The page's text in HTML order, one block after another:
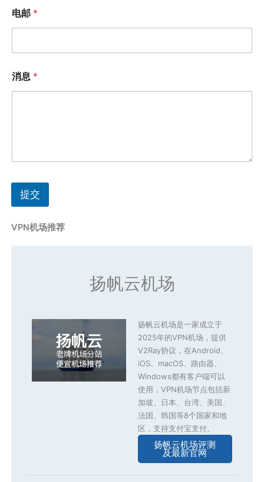
电邮 *
消息 *
提交
VPN机场推荐
扬帆云机场
扬帆云机场是一家成立于
2025年的VPN机场，提供
V2Ray协议，在Android、
iOS、macOS、路由器、
Windows都有客户端可以
使用，VPN机场节点包括新
加坡、日本、台湾、美国、
法国、韩国等8个国家和地
区，支持支付宝支付。
扬帆云机场评测
及最新官网